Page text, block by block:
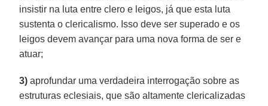
insistir na luta entre clero e leigos, já que esta luta
sustenta o clericalismo. Isso deve ser superado e os
leigos devem avançar para uma nova forma de ser e
atuar;
3) aprofundar uma verdadeira interrogação sobre as
estruturas eclesiais, que são altamente clericalizadas